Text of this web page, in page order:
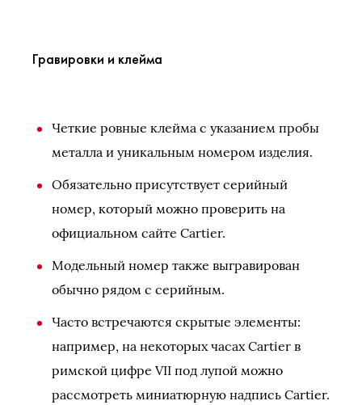
Гравировки и клейма
Четкие ровные клейма с указанием пробы
металла и уникальным номером изделия.
Обязательно присутствует серийный
номер, который можно проверить на
официальном сайте Cartier.
Модельный номер также выгравирован
обычно рядом с серийным.
Часто встречаются скрытые элементы:
например, на некоторых часах Cartier в
римской цифре VII под лупой можно
рассмотреть миниатюрную надпись Cartier.